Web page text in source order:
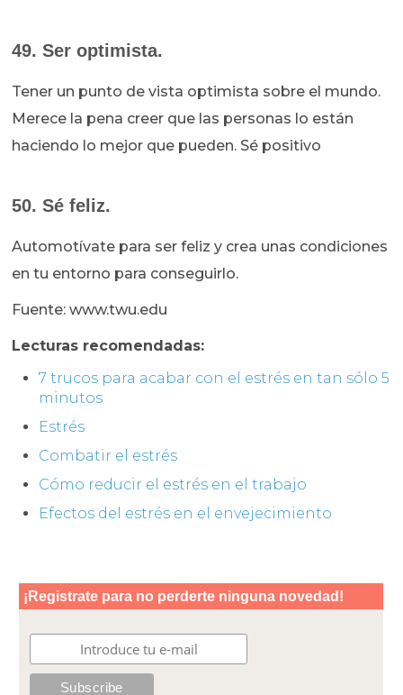
49. Ser optimista.
Tener un punto de vista optimista sobre el mundo.
Merece la pena creer que las personas lo están
haciendo lo mejor que pueden. Sé positivo
50. Sé feliz.
Automotívate para ser feliz y crea unas condiciones
en tu entorno para conseguirlo.
Fuente: www.twu.edu
Lecturas recomendadas:
7 trucos para acabar con el estrés en tan sólo 5
minutos
Estrés
Combatir el estrés
Cómo reducir el estrés en el trabajo
Efectos del estrés en el envejecimiento